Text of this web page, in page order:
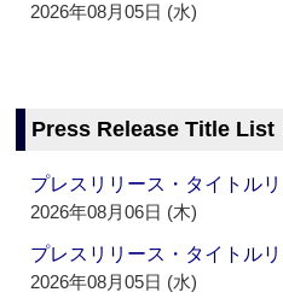
2026年08月05日 (水)
Press Release Title List
プレスリリース・タイトル
2026年08月06日 (木)
プレスリリース・タイトル
2026年08月05日 (水)